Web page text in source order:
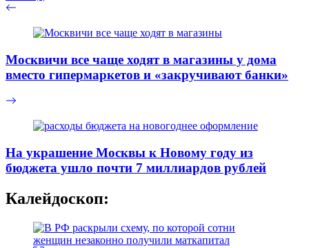
Москвичи все чаще ходят в магазины у дома
вместо гипермаркетов и «закручивают банки»
На украшение Москвы к Новому году из
бюджета ушло почти 7 миллиардов рублей
Калейдоскоп: